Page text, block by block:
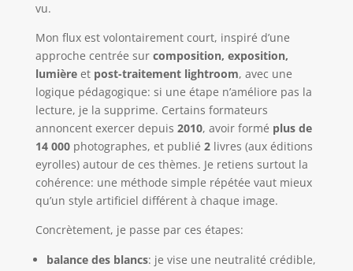
vu.
Mon flux est volontairement court, inspiré d’une
approche centrée sur composition, exposition,
lumièreet post-traitement lightroom, avec une
logique pédagogique: si une étape n’améliore pas la
lecture, je la supprime. Certains formateurs
annoncent exercer depuis 2010, avoir formé plus de
14 000photographes, et publié 2livres (aux éditions
eyrolles) autour de ces thèmes. Je retiens surtout la
cohérence: une méthode simple répétée vaut mieux
qu’un style artificiel différent à chaque image.
Concrètement, je passe par ces étapes:
balance des blancs: je vise une neutralité crédible,